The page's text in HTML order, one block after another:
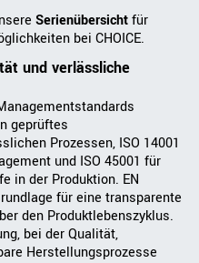
Serienübersichtfür
bei CHOICE.
und verlässliche
geprüftes
Prozessen, ISO 14001
und ISO 45001 für
in der Produktion. EN
für eine transparente
den Produktlebenszyklus.
bei der Qualität,
Herstellungsprozesse